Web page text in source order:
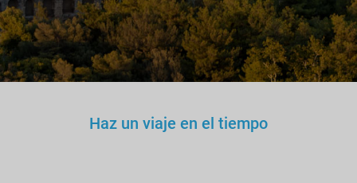
Haz un viaje en el tiempo